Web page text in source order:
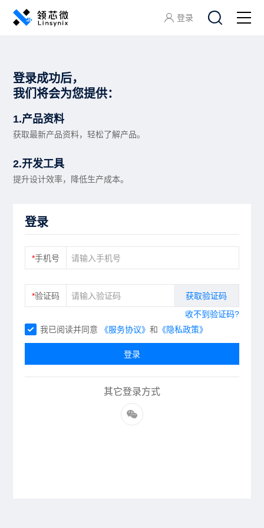
产品中心
应用方案
开发工具
加入领芯微
登录
登录成功后，
我们将会为您提供：
1.产品资料
获取最新产品资料，轻松了解产品。
2.开发工具
提升设计效率，降低生产成本。
登录
*手机号
*验证码
获取验证码
收不到验证码?
我已阅读并同意
《服务协议》和 《隐私政策》
登录
其它登录方式